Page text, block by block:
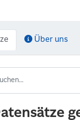
Über uns